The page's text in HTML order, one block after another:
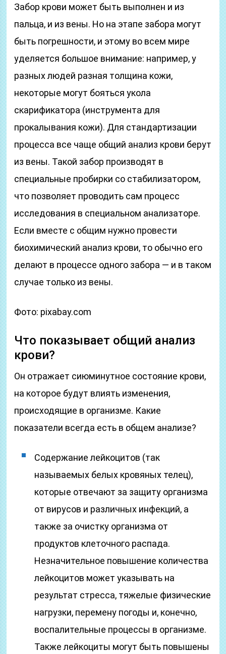
Забор крови может быть выполнен и из
пальца, и из вены. Но на этапе забора могут
быть погрешности, и этому во всем мире
уделяется большое внимание: например, у
разных людей разная толщина кожи,
некоторые могут бояться укола
скарификатора (инструмента для
прокалывания кожи). Для стандартизации
процесса все чаще общий анализ крови берут
из вены. Такой забор производят в
специальные пробирки со стабилизатором,
что позволяет проводить сам процесс
исследования в специальном анализаторе.
Если вместе с общим нужно провести
биохимический анализ крови, то обычно его
делают в процессе одного забора — и в таком
случае только из вены.
Фото: pixabay.com
Что показывает общий анализ
крови?
Он отражает сиюминутное состояние крови,
на которое будут влиять изменения,
происходящие в организме. Какие
показатели всегда есть в общем анализе?
Содержание лейкоцитов (так
называемых белых кровяных телец),
которые отвечают за защиту организма
от вирусов и различных инфекций, а
также за очистку организма от
продуктов клеточного распада.
Незначительное повышение количества
лейкоцитов может указывать на
результат стресса, тяжелые физические
нагрузки, перемену погоды и, конечно,
воспалительные процессы в организме.
Также лейкоциты могут быть повышены